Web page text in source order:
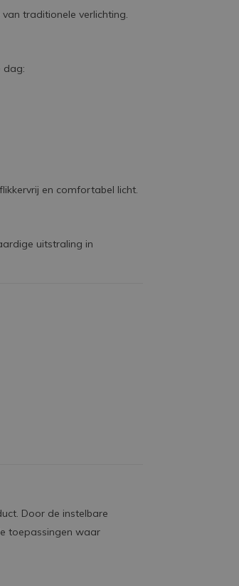
traditionele verlichting.
dag:
en comfortabel licht.
uitstraling in
Door de instelbare
toepassingen waar